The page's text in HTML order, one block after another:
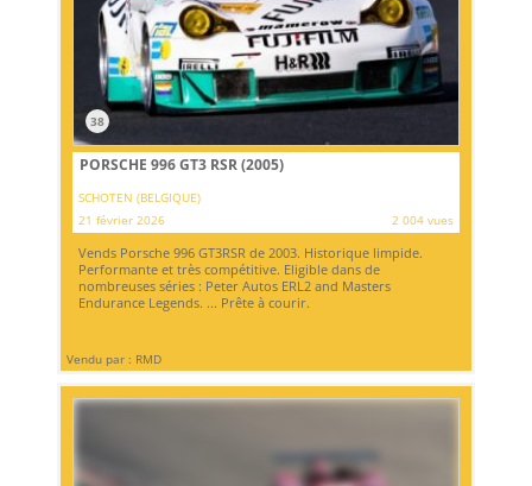
38
PORSCHE 996 GT3 RSR (2005)
SCHOTEN (BELGIQUE)
21 février 2026
2 004 vues
Vends Porsche 996 GT3RSR de 2003. Historique limpide.
Performante et très compétitive. Eligible dans de
nombreuses séries : Peter Autos ERL2 and Masters
Endurance Legends. ... Prête à courir.
Vendu par : RMD